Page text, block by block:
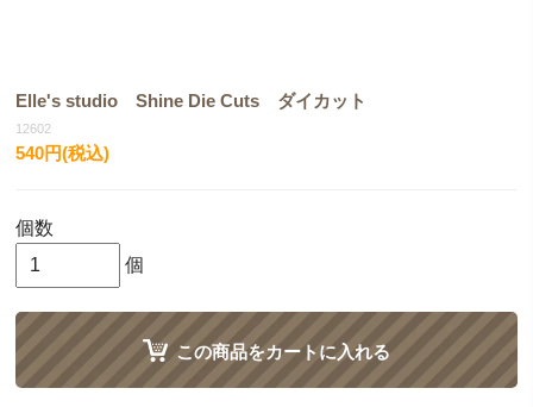
Elle's studio Shine Die Cuts ダイカット
12602
540円(税込)
個数
個
この商品をカートに入れる